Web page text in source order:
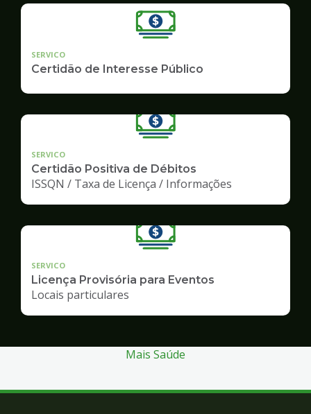
SERVICO
Certidão de Interesse Público
SERVICO
Certidão Positiva de Débitos
ISSQN / Taxa de Licença / Informações
SERVICO
Licença Provisória para Eventos
Locais particulares
Mais Saúde